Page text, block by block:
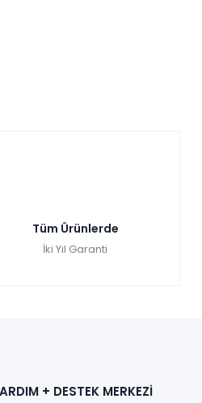
Tüm Ürünlerde
İki Yıl Garanti
+ DESTEK MERKEZİ